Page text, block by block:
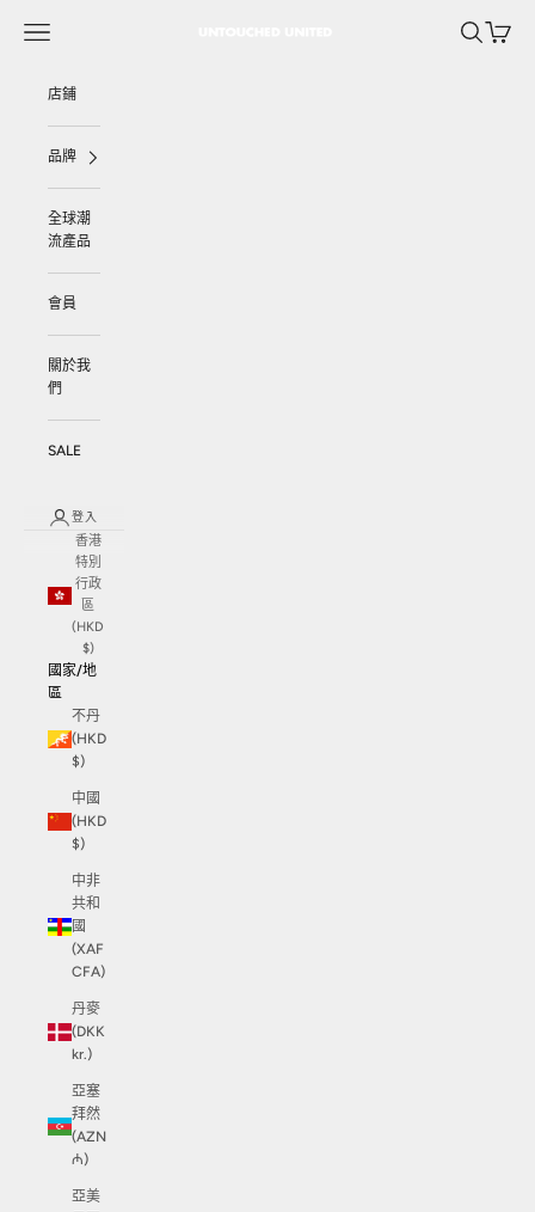
選單 搜尋購物車
店鋪
品牌
全球潮
流產品
會員
關於我
們
SALE
登入
香港
特別
行政
區
(HKD
$)
國家/地
區
不丹
(HKD
$)
中國
(HKD
$)
中非
共和
國
(XAF
CFA)
丹麥
(DKK
kr.)
亞塞
拜然
(AZN
₼)
亞美